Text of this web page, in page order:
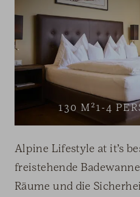
1-4
130 M²
Alpine Lifestyle at it’s
freistehende
Räume und die